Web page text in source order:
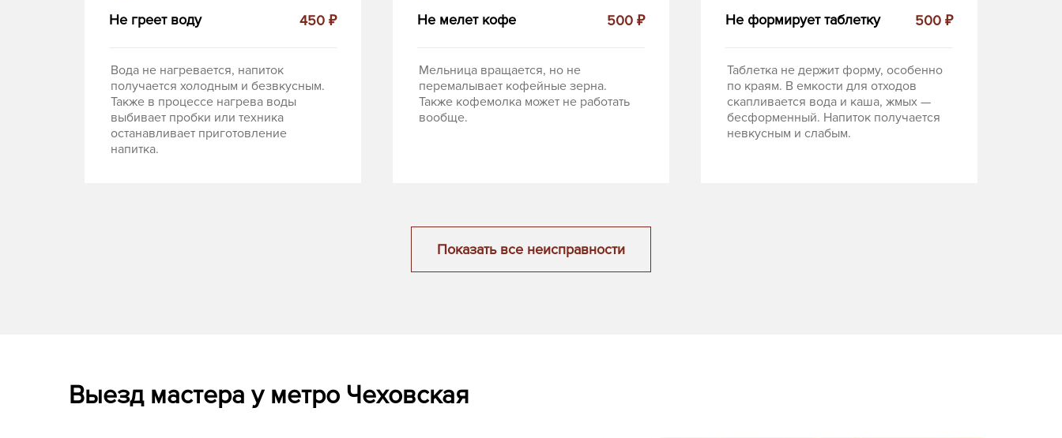
Не греет воду 450 ₽
Вода не нагревается, напиток
получается холодным и безвкусным.
Также в процессе нагрева воды
выбивает пробки или техника
останавливает приготовление
напитка.
Не мелет кофе 500 ₽
Мельница вращается, но не
перемалывает кофейные зерна.
Также кофемолка может не работать
вообще.
Не формирует таблетку 500 ₽
Таблетка не держит форму, особенно
по краям. В емкости для отходов
скапливается вода и каша, жмых —
бесформенный. Напиток получается
невкусным и слабым.
Показать все неисправности
Выезд мастера у метро Чеховская